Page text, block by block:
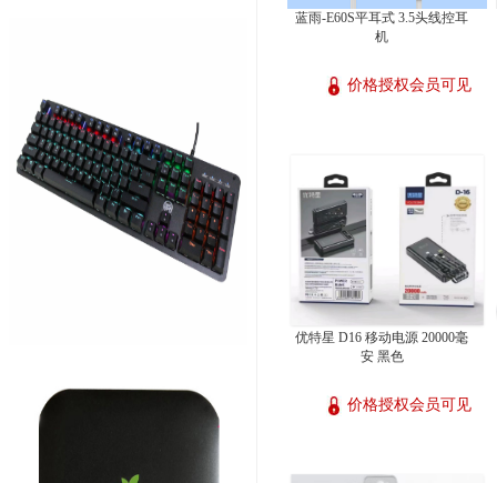
蓝雨-E60S平耳式 3.5头线控耳
机
价格授权会员可见
优特星 D16 移动电源 20000毫
安 黑色
价格授权会员可见